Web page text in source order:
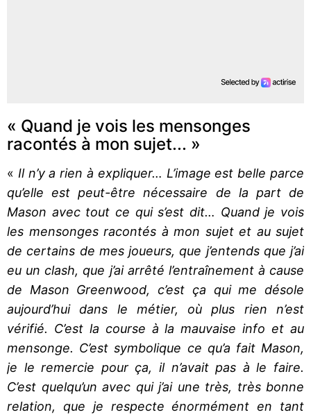
« Quand je vois les mensonges
racontés à mon sujet... »
« Il n’y a rien à expliquer… L’image est belle parce
qu’elle est peut-être nécessaire de la part de
Mason avec tout ce qui s’est dit… Quand je vois
les mensonges racontés à mon sujet et au sujet
de certains de mes joueurs, que j’entends que j’ai
eu un clash, que j’ai arrêté l’entraînement à cause
de Mason Greenwood, c’est ça qui me désole
aujourd’hui dans le métier, où plus rien n’est
vérifié. C’est la course à la mauvaise info et au
mensonge. C’est symbolique ce qu’a fait Mason,
je le remercie pour ça, il n’avait pas à le faire.
C’est quelqu’un avec qui j’ai une très, très bonne
relation, que je respecte énormément en tant